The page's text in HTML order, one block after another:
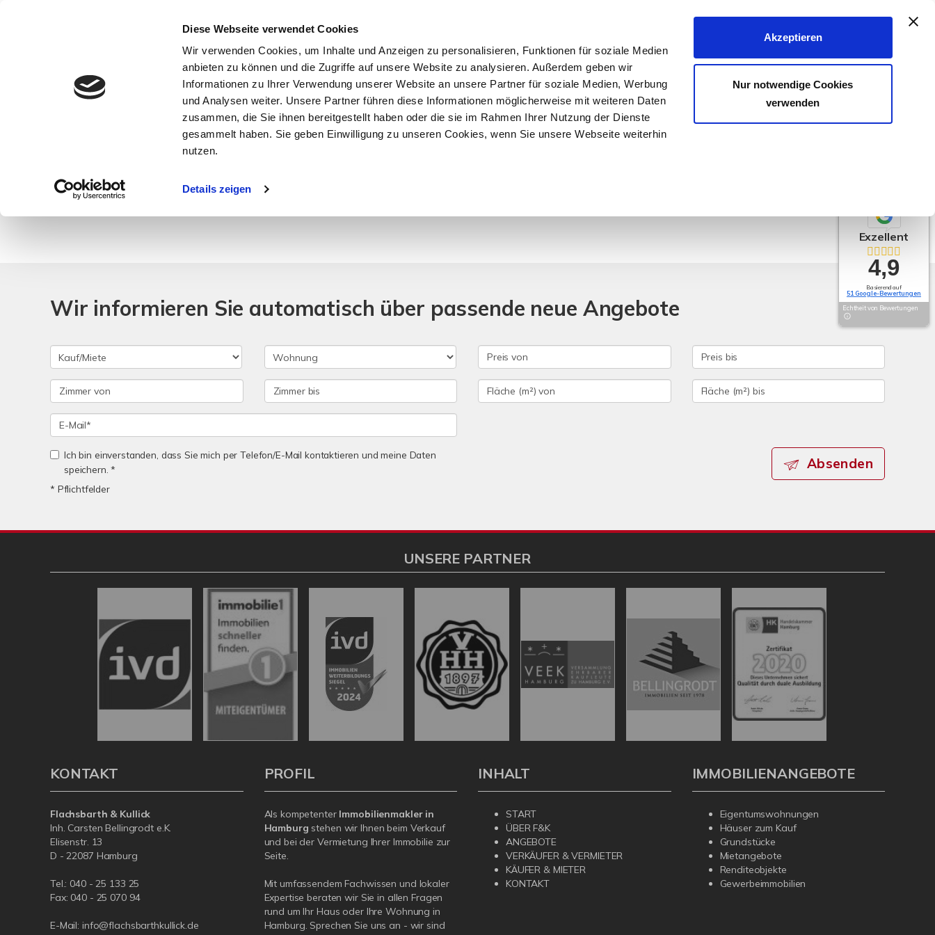
Diese Webseite verwendet Cookies
Wir verwenden Cookies, um Inhalte und Anzeigen zu personalisieren, Funktionen für soziale Medien
anbieten zu können und die Zugriffe auf unsere Website zu analysieren. Außerdem geben wir
Informationen zu Ihrer Verwendung unserer Website an unsere Partner für soziale Medien, Werbung
und Analysen weiter. Unsere Partner führen diese Informationen möglicherweise mit weiteren Daten
zusammen, die Sie ihnen bereitgestellt haben oder die sie im Rahmen Ihrer Nutzung der Dienste
gesammelt haben. Sie geben Einwilligung zu unseren Cookies, wenn Sie unsere Webseite weiterhin
nutzen.
Details zeigen
Akzeptieren
Nur notwendige Cookies
verwenden
START ÜBER F&K ANGEBOTE VERKÄUFER & VERMIETER KÄUFER & MIETER KONTAKT
Ihre Suchanfrage passt leider auf keines unserer Objekte.
Wir informieren Sie automatisch über passende neue Angebote
Ich bin einverstanden, dass Sie mich per Telefon/E-Mail kontaktieren und meine Daten
speichern. *
* Pflichtfelder
Absenden
Exzellent
4,9
Basierend auf
51 Google-Bewertungen
Echtheit von Bewertungen
UNSERE PARTNER
KONTAKT
Flachsbarth & Kullick
Inh. Carsten Bellingrodt e.K.
Elisenstr. 13
D - 22087 Hamburg
Tel.: 040 - 25 133 25
Fax: 040 - 25 070 94
E-Mail: info@flachsbarthkullick.de
PROFIL
Als kompetenter Immobilienmakler in
Hamburg stehen wir Ihnen beim Verkauf
und bei der Vermietung Ihrer Immobilie zur
Seite.
Mit umfassendem Fachwissen und lokaler
Expertise beraten wir Sie in allen Fragen
rund um Ihr Haus oder Ihre Wohnung in
Hamburg. Sprechen Sie uns an - wir sind
INHALT
START
ÜBER F&K
ANGEBOTE
VERKÄUFER & VERMIETER
KÄUFER & MIETER
KONTAKT
IMMOBILIENANGEBOTE
Eigentumswohnungen
Häuser zum Kauf
Grundstücke
Mietangebote
Renditeobjekte
Gewerbeimmobilien